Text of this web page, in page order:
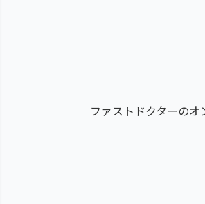
ファストドクターの